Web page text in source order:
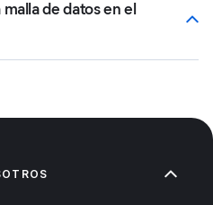
de datos en el